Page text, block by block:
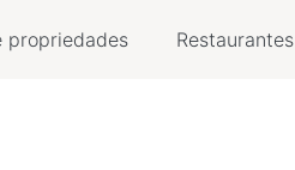
propriedades Restaurantes